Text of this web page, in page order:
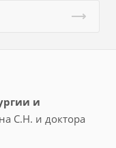
и
С.Н. и доктора